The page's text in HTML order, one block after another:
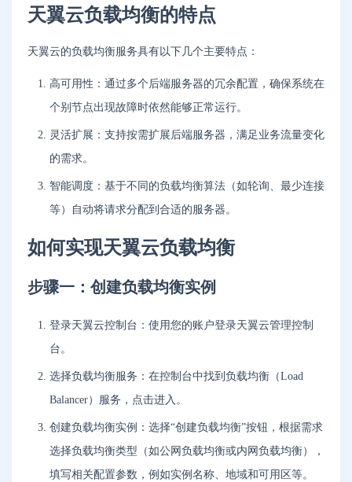
天翼云负载均衡的特点
天翼云的负载均衡服务具有以下几个主要特点：
高可用性：通过多个后端服务器的冗余配置，确保系统在
个别节点出现故障时依然能够正常运行。
灵活扩展：支持按需扩展后端服务器，满足业务流量变化
的需求。
智能调度：基于不同的负载均衡算法（如轮询、最少连接
等）自动将请求分配到合适的服务器。
如何实现天翼云负载均衡
步骤一：创建负载均衡实例
登录天翼云控制台：使用您的账户登录天翼云管理控制
台。
选择负载均衡服务：在控制台中找到负载均衡（Load
Balancer）服务，点击进入。
创建负载均衡实例：选择“创建负载均衡”按钮，根据需求
选择负载均衡类型（如公网负载均衡或内网负载均衡），
填写相关配置参数，例如实例名称、地域和可用区等。